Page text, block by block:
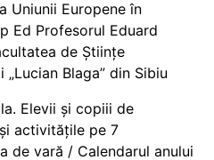
Uniunii Europene în
Ed Profesorul Eduard
de Științe
Blaga” din Sibiu
Elevii și copiii de
activitățile pe 7
de vară / Calendarul anului